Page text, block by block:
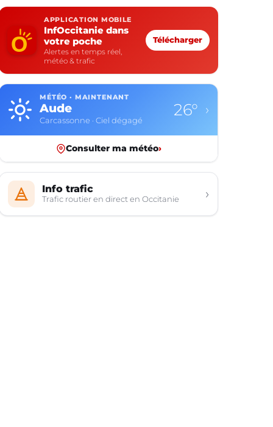
APPLICATION MOBILE
InfOccitanie dans
votre poche
Alertes en temps réel,
météo & trafic
Télécharger
MÉTÉO · MAINTENANT
Aude
Carcassonne · Ciel dégagé
26° ›
Consulter ma météo›
Info trafic
Trafic routier en direct en Occitanie ›